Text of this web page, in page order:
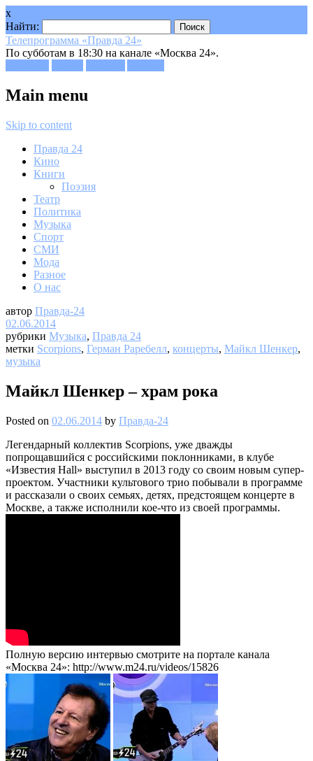
x
Найти:
Телепрограмма «Правда 24»
По субботам в 18:30 на канале «Москва 24».
Main menu
Skip to content
Правда 24
Кино
Книги
Поэзия
Театр
Политика
Музыка
Спорт
СМИ
Мода
Разное
О нас
автор Правда-24
02.06.2014
рубрики Музыка, Правда 24
метки Scorpions, Герман Раребелл, концерты, Майкл Шенкер,
музыка
Майкл Шенкер – храм рока
Posted on 02.06.2014 by Правда-24
Легендарный коллектив Scorpions, уже дважды
попрощавшийся с российскими поклонниками, в клубе
«Известия Hall» выступил в 2013 году со своим новым супер-
проектом. Участники культового трио побывали в программе
и рассказали о своих семьях, детях, предстоящем концерте в
Москве, а также исполнили кое-что из своей программы.
Полную версию интервью смотрите на портале канала
«Москва 24»: http://www.m24.ru/videos/15826